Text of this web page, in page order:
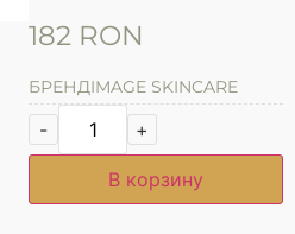
182 RON
БРЕНДIMAGE SKINCARE
- +
В корзину